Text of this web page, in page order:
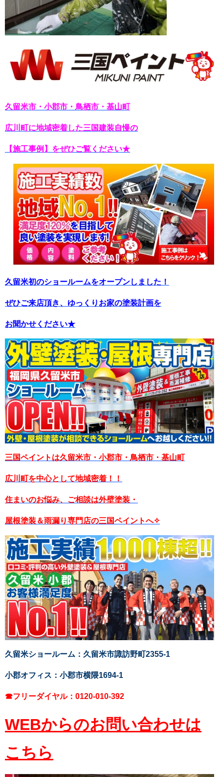
久留米市・小郡市・鳥栖市・基山町
広川町に地域密着した三国建装自慢の
【施工事例】をぜひご覧ください★
久留米初のショールームをオープンしました！
ぜひご来店頂き、ゆっくりお家の塗装計画を
お聞かせください★
三国ペイントは久留米市・小郡市・鳥栖市・基山町
広川町を中心として地域密着！！
住まいのお悩み、ご相談は外壁塗装・
屋根塗装＆雨漏り専門店の三国ペイントへ✧
久留米ショールーム：久留米市諏訪野町2355-1
小郡オフィス：小郡市横隈1694-1
☎フリーダイヤル：0120-010-392
WEBからのお問い合わせは
こちら